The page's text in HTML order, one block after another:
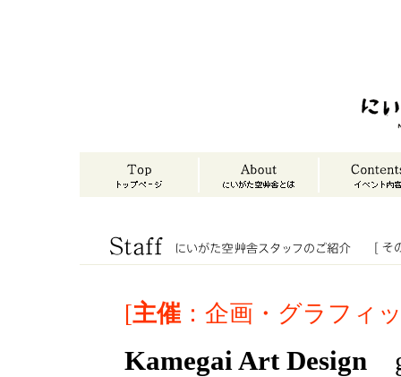
[主催：企画・グラフィ
Kamegai Art Design